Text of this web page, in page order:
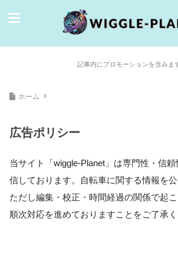
記事内にプロモーションを含みま
ホーム
広告ポリシー
当サイト「wiggle-Planet」は専門性・信
信しております。自転車に関する情報を公
ただし編集・校正・時間経過の関係で起
順次対応を進めておりますことをご了承く